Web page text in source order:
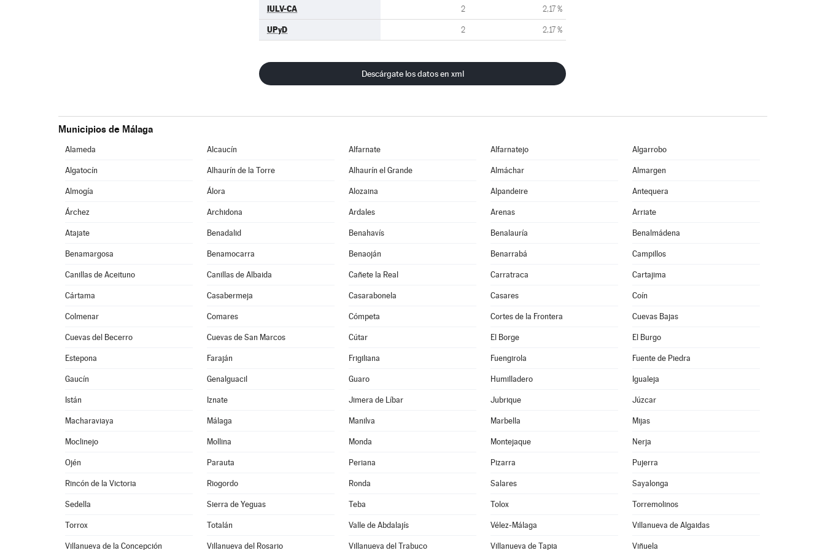
IULV-CA 2 2,17 %
UPyD 2 2,17 %
Descárgate los datos en xml
Municipios de Málaga
Alameda Alcaucín Alfarnate Alfarnatejo Algarrobo
Algatocín Alhaurín de la Torre Alhaurín el Grande Almáchar Almargen
Almogía Álora Alozaina Alpandeire Antequera
Árchez Archidona Ardales Arenas Arriate
Atajate Benadalid Benahavís Benalauría Benalmádena
Benamargosa Benamocarra Benaoján Benarrabá Campillos
Canillas de Aceituno Canillas de Albaida Cañete la Real Carratraca Cartajima
Cártama Casabermeja Casarabonela Casares Coín
Colmenar Comares Cómpeta Cortes de la Frontera Cuevas Bajas
Cuevas del Becerro Cuevas de San Marcos Cútar El Borge El Burgo
Estepona Faraján Frigiliana Fuengirola Fuente de Piedra
Gaucín Genalguacil Guaro Humilladero Igualeja
Istán Iznate Jimera de Líbar Jubrique Júzcar
Macharaviaya Málaga Manilva Marbella Mijas
Moclinejo Mollina Monda Montejaque Nerja
Ojén Parauta Periana Pizarra Pujerra
Rincón de la Victoria Riogordo Ronda Salares Sayalonga
Sedella Sierra de Yeguas Teba Tolox Torremolinos
Torrox Totalán Valle de Abdalajís Vélez-Málaga Villanueva de Algaidas
Villanueva de la Concepción Villanueva del Rosario Villanueva del Trabuco Villanueva de Tapia Viñuela